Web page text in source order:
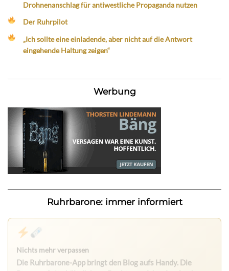
Drohnenanschlag für antiwestliche Propaganda nutzen
Der Ruhrpilot
„Ich sollte eine einladende, aber nicht auf die Antwort
eingehende Haltung zeigen“
Werbung
Ruhrbarone: immer informiert